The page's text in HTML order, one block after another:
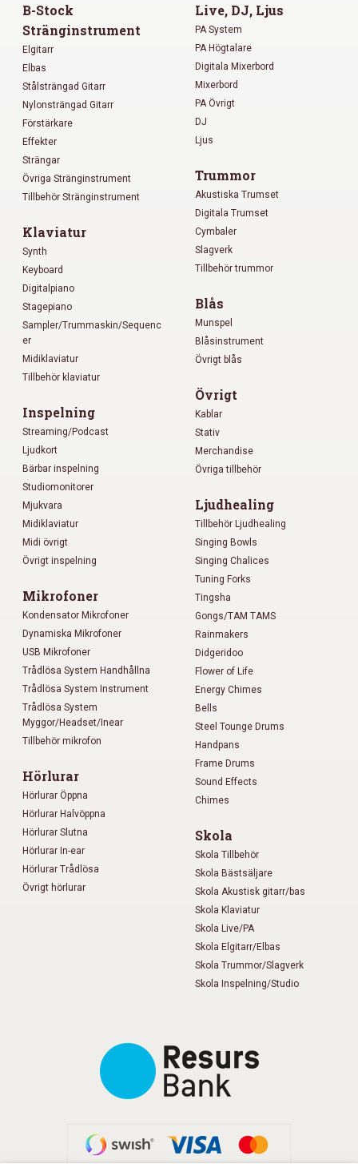
B-Stock
Stränginstrument
Elgitarr
Elbas
Stålsträngad Gitarr
Nylonsträngad Gitarr
Förstärkare
Effekter
Strängar
Övriga Stränginstrument
Tillbehör Stränginstrument
Klaviatur
Synth
Keyboard
Digitalpiano
Stagepiano
Sampler/Trummaskin/Sequenc
er
Midiklaviatur
Tillbehör klaviatur
Inspelning
Streaming/Podcast
Ljudkort
Bärbar inspelning
Studiomonitorer
Mjukvara
Midiklaviatur
Midi övrigt
Övrigt inspelning
Mikrofoner
Kondensator Mikrofoner
Dynamiska Mikrofoner
USB Mikrofoner
Trådlösa System Handhållna
Trådlösa System Instrument
Trådlösa System
Myggor/Headset/Inear
Tillbehör mikrofon
Hörlurar
Hörlurar Öppna
Hörlurar Halvöppna
Hörlurar Slutna
Hörlurar In-ear
Hörlurar Trådlösa
Övrigt hörlurar
Live, DJ, Ljus
PA System
PA Högtalare
Digitala Mixerbord
Mixerbord
PA Övrigt
DJ
Ljus
Trummor
Akustiska Trumset
Digitala Trumset
Cymbaler
Slagverk
Tillbehör trummor
Blås
Munspel
Blåsinstrument
Övrigt blås
Övrigt
Kablar
Stativ
Merchandise
Övriga tillbehör
Ljudhealing
Tillbehör Ljudhealing
Singing Bowls
Singing Chalices
Tuning Forks
Tingsha
Gongs/TAM TAMS
Rainmakers
Didgeridoo
Flower of Life
Energy Chimes
Bells
Steel Tounge Drums
Handpans
Frame Drums
Sound Effects
Chimes
Skola
Skola Tillbehör
Skola Bästsäljare
Skola Akustisk gitarr/bas
Skola Klaviatur
Skola Live/PA
Skola Elgitarr/Elbas
Skola Trummor/Slagverk
Skola Inspelning/Studio